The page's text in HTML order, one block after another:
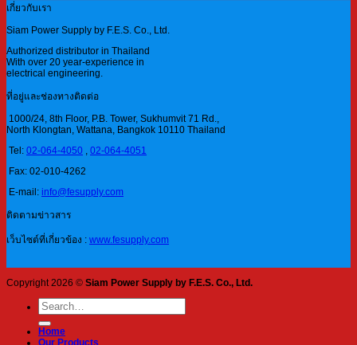
เกี่ยวกับเรา
Siam Power Supply by F.E.S. Co., Ltd.
Authorized distributor in Thailand
With over 20 year-experience in
electrical engineering.
ที่อยู่และช่องทางติดต่อ
1000/24, 8th Floor, P.B. Tower, Sukhumvit 71 Rd.,
North Klongtan, Wattana, Bangkok 10110 Thailand
Tel: 02-064-4050 , 02-064-4051
Fax: 02-010-4262
E-mail: info@fesupply.com
ติดตามข่าวสาร
เว็บไซต์ที่เกี่ยวข้อง : www.fesupply.com
Copyright 2026 © Siam Power Supply by F.E.S. Co., Ltd.
Search
for:
Home